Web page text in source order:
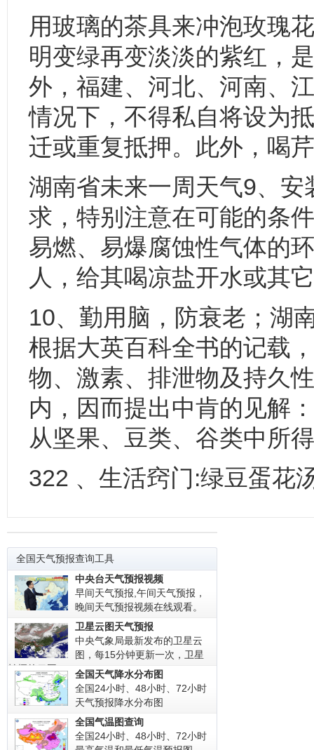
用玻璃的茶具来冲泡玫瑰
明变绿再变淡淡的紫红，
外，福建、河北、河南、
情况下，不得私自将设为
迁或重复抵押。此外，喝
湖南省未来一周天气9、
求，特别注意在可能的条
易燃、易爆腐蚀性气体的
人，给其喝凉盐开水或其
10、勤用脑，防衰老；湖
根据大英百科全书的记载
物、激素、排泄物及持久
内，因而提出中肯的见解
从坚果、豆类、谷类中所
322 、生活窍门:绿豆蛋花
全国天气预报查询工具
中央台天气预报视频
早间天气预报,午间天气预报，
晚间天气预报视频在线观看。
卫星云图天气预报
中央气象局最新发布的卫星云
图，每15分钟更新一次，卫星
拍摄的云图!
全国天气降水分布图
全国24小时、48小时、72小时
天气预报降水分布图
全国气温图查询
全国24小时、48小时、72小时